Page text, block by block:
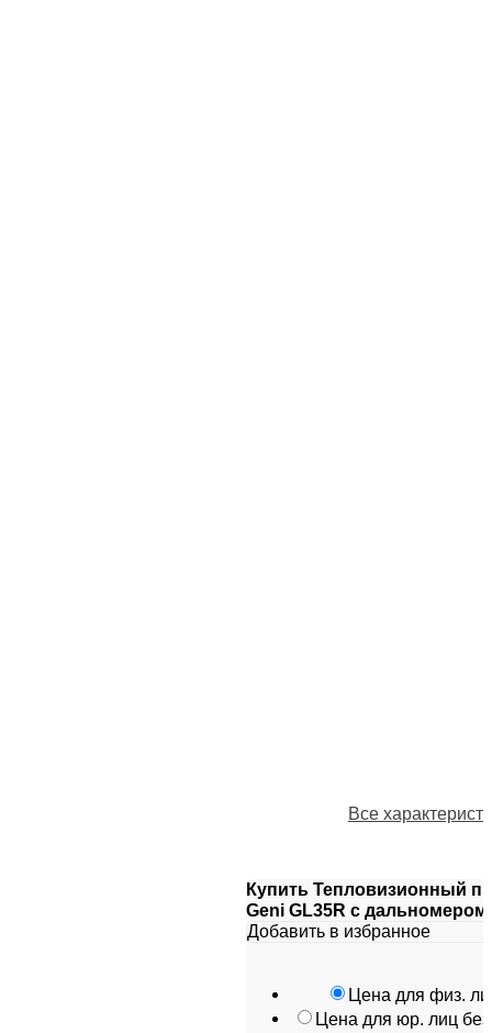
Все
Купить Тепловизионный
Geni GL35R с дальномером
Добавить в избранное
Цена для физ.
Цена для юр. лиц